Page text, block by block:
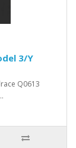
3/Y
Q0613